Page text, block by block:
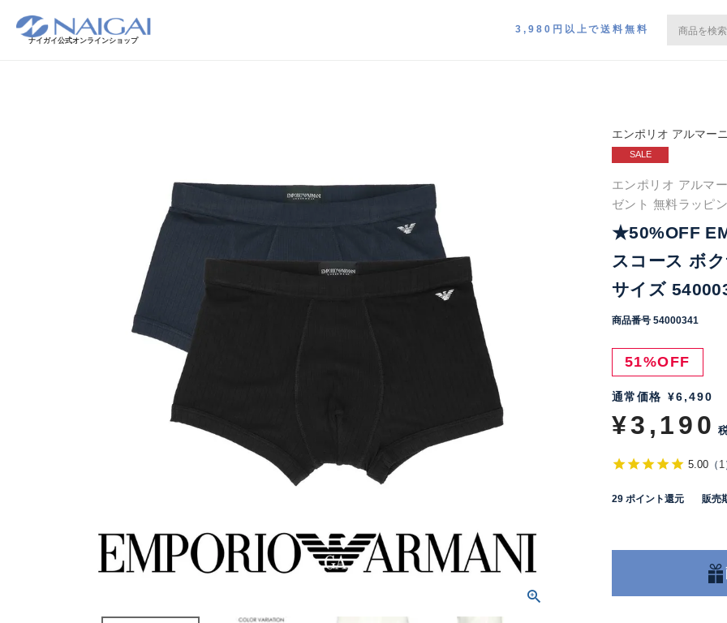
ナイガイ公式オンラインショップ
3,980円以上で送料無料
エンポリオ アルマーニ
SALE
エンポリオ アルマ
ゼント 無料ラッピ
★50%OFF
スコース ボ
サイズ
商品番号 54000341
51%OFF
通常価格 ¥6,490
¥3,190
5.00 （ 1
29 ポイント還元 販売